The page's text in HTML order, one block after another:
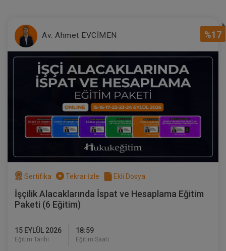
Arsa Payı Karşılığı İnşaat
Sözleşmelerinde Yüklenicinin
Temerrüdüne Karşı Arsa Sahibinin
İzleyebileceği Stratejiler
300 TL Sepete Ekle
Tüketici Hukuku Enstitüsü
%17
Av. Ahmet EVCİMEN
Sertifika Tekrar İzle Ekli Dosya
İşçilik Alacaklarında İspat ve Hesaplama Eğitim
Paketi (6 Eğitim)
15 EYLÜL 2026
Eğitim Tarihi
18:59
Eğitim Saati